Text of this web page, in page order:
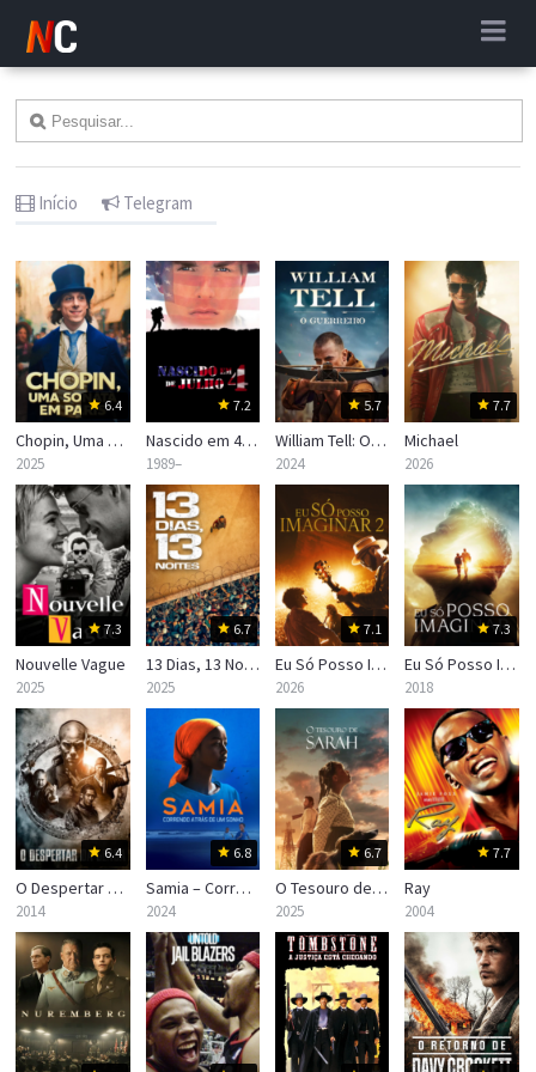
Início Telegram
6.4
Chopin, Uma Sonata em Paris
2025
7.2
Nascido em 4 de Julho
1989–
5.7
William Tell: O Guerreiro
2024
7.7
Michael
2026
7.3
Nouvelle Vague
2025
6.7
13 Dias, 13 Noites
2025
7.1
Eu Só Posso Imaginar 2
2026
7.3
Eu Só Posso Imaginar
2018
6.4
O Despertar da Lenda
2014
6.8
Samia – Correndo Atrás de um Sonho
2024
6.7
O Tesouro de Sarah
2025
7.7
Ray
2004